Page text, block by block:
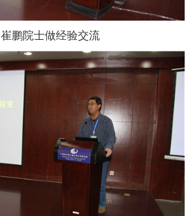
崔鹏院士做经验交流